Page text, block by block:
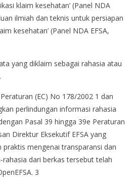
klaim kesehatan’ (Panel NDA
ilmiah dan teknis untuk persiapan
kesehatan’ (Panel NDA EFSA,
yang diklaim sebagai rahasia atau
(EC) No 178/2002 1 dan
perlindungan informasi rahasia
Pasal 39 hingga 39e Peraturan
Direktur Eksekutif EFSA yang
mengenai transparansi dan
dari berkas tersebut telah
3